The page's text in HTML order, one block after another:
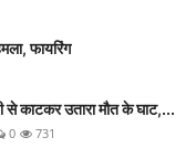
फायरिंग
से काटकर उतारा मौत के घाट,...
0 731